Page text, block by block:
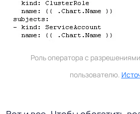
Роль оператора с
пользователю.